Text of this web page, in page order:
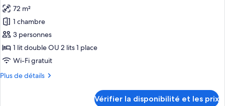
Deluxe
photos
pour
ce
type
de
chambre :
Chambre
72 m²
1 chambre
3 personnes
1 lit double OU 2 lits 1 place
Wi-Fi gratuit
Plus de détails
Plus
Vérifier la disponibilité et les prix